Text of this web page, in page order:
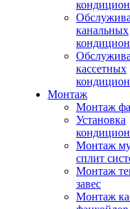
канальных
кассетных
Монтаж
Монтаж
Установка
Монтаж
сплит
Монтаж
завес
Монтаж